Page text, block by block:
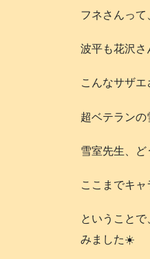
フネさんっ
波平も花沢さ
こんなサザ
超ベテラン
雪室先生、
ここまでキ
ということ
みました☀️